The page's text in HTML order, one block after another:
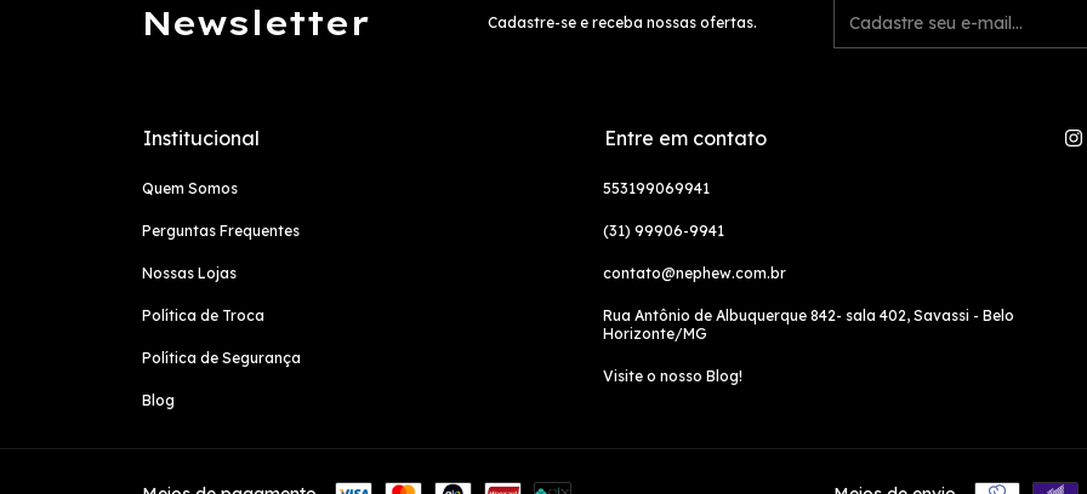
Newsletter Cadastre-se e receba nossas ofertas.
Institucional
Quem Somos
Perguntas Frequentes
Nossas Lojas
Política de Troca
Política de Segurança
Blog
Entre em contato
553199069941
(31) 99906-9941
contato@nephew.com.br
Rua Antônio de Albuquerque 842- sala 402, Savassi - Belo
Horizonte/MG
Visite o nosso Blog!